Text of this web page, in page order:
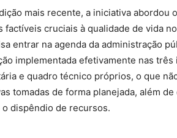
mais recente, a iniciativa abordou
factíveis cruciais à qualidade de vida
entrar na agenda da administração
implementada efetivamente nas
e quadro técnico próprios, o que
tomadas de forma planejada, além
o dispêndio de recursos.